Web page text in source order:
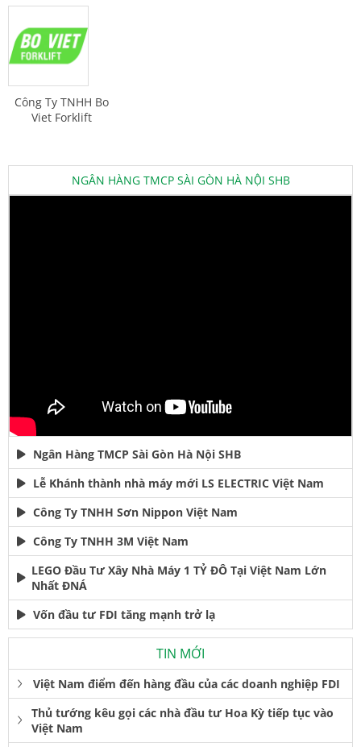
Công Ty TNHH Bo
Viet Forklift
NGÂN HÀNG TMCP SÀI GÒN HÀ NỘI SHB
Ngân Hàng TMCP Sài Gòn Hà Nội SHB
Lễ Khánh thành nhà máy mới LS ELECTRIC Việt Nam
Công Ty TNHH Sơn Nippon Việt Nam
Công Ty TNHH 3M Việt Nam
LEGO Đầu Tư Xây Nhà Máy 1 TỶ ĐÔ Tại Việt Nam Lớn
Nhất ĐNÁ
Vốn đầu tư FDI tăng mạnh trở lạ
TIN MỚI
Việt Nam điểm đến hàng đầu của các doanh nghiệp FDI
Thủ tướng kêu gọi các nhà đầu tư Hoa Kỳ tiếp tục vào
Việt Nam